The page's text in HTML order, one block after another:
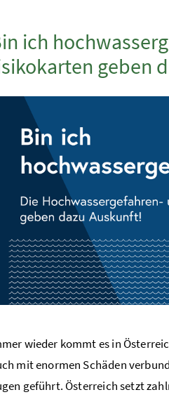
ich
geben
wieder kommt es in
mit enormen Schäden
geführt. Österreich setzt